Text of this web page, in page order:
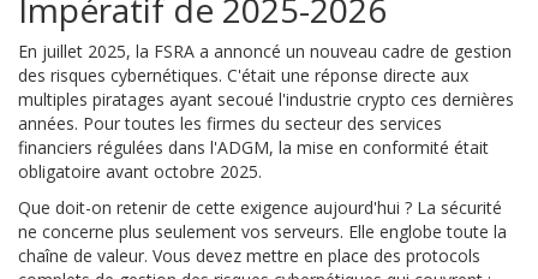
Impératif de 2025-2026
En juillet 2025, la FSRA a annoncé un nouveau cadre de gestion
des risques cybernétiques. C'était une réponse directe aux
multiples piratages ayant secoué l'industrie crypto ces dernières
années. Pour toutes les firmes du secteur des services
financiers régulées dans l'ADGM, la mise en conformité était
obligatoire avant octobre 2025.
Que doit-on retenir de cette exigence aujourd'hui ? La sécurité
ne concerne plus seulement vos serveurs. Elle englobe toute la
chaîne de valeur. Vous devez mettre en place des protocols